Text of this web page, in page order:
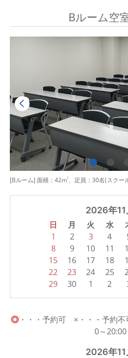
Bルーム空
[Bルーム] 面積：42m2、定員：30名(スクー
2026年11
日 月 火 水
1 2 3 4
8
9 10 11
15
16 17 18
22
23 24 25
29
30 1 2
◎ ・・・予約可 ×・・・予約不
0～20:00
2026年11